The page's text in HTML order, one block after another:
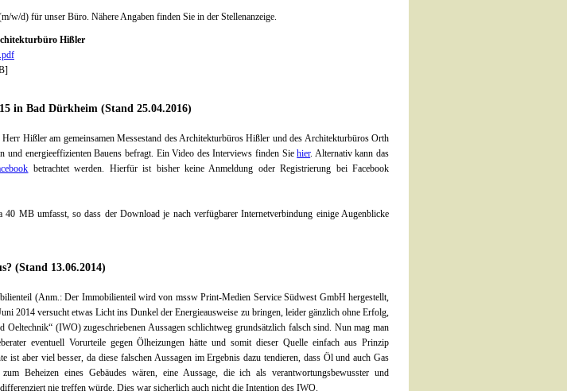
w/d) für unser Büro. Nähere Angaben finden Sie in der Stellenanzeige.
Hißler
in Bad Dürkheim (Stand 25.04.2016)
Hißler am gemeinsamen Messestand des Architekturbüros Hißler und des Architekturbüros Orth
und energieeffizienten Bauens befragt. Ein Video des Interviews finden Siehier. Alternativ kann das
betrachtet werden. Hierfür ist bisher keine Anmeldung oder Registrierung bei Facebook
40 MB umfasst, so dass der Download je nach verfügbarer Internetverbindung einige Augenblicke
(Stand 13.06.2014)
(Anm.: Der Immobilienteil wird von mssw Print-Medien Service Südwest GmbHhergestellt,
2014 versucht etwas Licht ins Dunkel der Energieausweise zu bringen, leider gänzlich ohne Erfolg,
Oeltechnik“ (IWO) zugeschriebenen Aussagen schlichtweg grundsätzlich falsch sind. Nun mag man
eventuell Vorurteile gegen Ölheizungen hätte und somit dieser Quelle einfach aus Prinzip
ist aber viel besser, da diese falschen Aussagen im Ergebnis dazu tendieren, dass Öl und auch Gas
Beheizen eines Gebäudes wären, eine Aussage, die ich als verantwortungsbewusster und
nie treffen würde. Dies war sicherlich auch nicht die Intention des IWO.